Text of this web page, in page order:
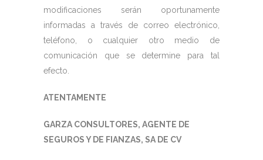
modificaciones serán oportunamente
informadas a través de correo electrónico,
teléfono, o cualquier otro medio de
comunicación que se determine para tal
efecto.
ATENTAMENTE
GARZA CONSULTORES, AGENTE DE
SEGUROS Y DE FIANZAS, SA DE CV